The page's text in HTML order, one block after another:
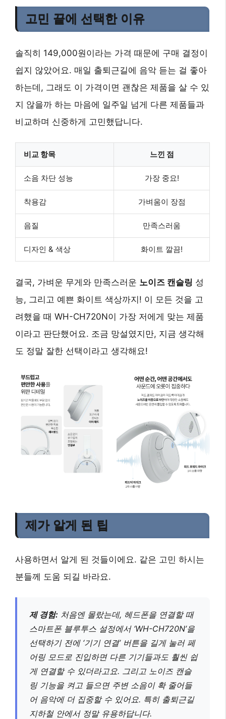
고민 끝에 선택한 이유
솔직히 149,000원이라는 가격 때문에 구매 결정이
쉽지 않았어요. 매일 출퇴근길에 음악 듣는 걸 좋아
하는데, 그래도 이 가격이면 괜찮은 제품을 살 수 있
지 않을까 하는 마음에 일주일 넘게 다른 제품들과
비교하며 신중하게 고민했답니다.
비교 항목 느낀 점
소음 차단 성능 가장 중요!
착용감 가벼움이 장점
음질 만족스러움
디자인 & 색상 화이트 깔끔!
결국, 가벼운 무게와 만족스러운 노이즈 캔슬링 성
능, 그리고 예쁜 화이트 색상까지! 이 모든 것을 고
려했을 때 WH-CH720N이 가장 저에게 맞는 제품
이라고 판단했어요. 조금 망설였지만, 지금 생각해
도 정말 잘한 선택이라고 생각해요!
제가 알게 된 팁
사용하면서 알게 된 것들이에요. 같은 고민 하시는
분들께 도움 되길 바라요.
제 경험: 처음엔 몰랐는데, 헤드폰을 연결할 때
스마트폰 블루투스 설정에서 ‘WH-CH720N’을
선택하기 전에 ‘기기 연결’ 버튼을 길게 눌러 페
어링 모드로 진입하면 다른 기기들과도 훨씬 쉽
게 연결할 수 있더라고요. 그리고 노이즈 캔슬
링 기능을 켜고 들으면 주변 소음이 확 줄어들
어 음악에 더 집중할 수 있어요. 특히 출퇴근길
지하철 안에서 정말 유용하답니다.